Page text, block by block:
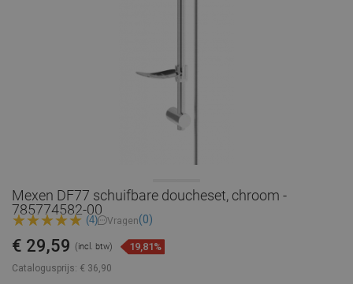
Mexen DF77 schuifbare doucheset, chroom -
785774582-00
(4) Vragen(0)
Catalogusprijs: € 36,90
€ 29,59 (incl. btw) 19,81%